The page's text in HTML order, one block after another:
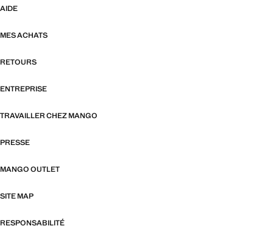
AIDE
MES ACHATS
RETOURS
ENTREPRISE
TRAVAILLER CHEZ MANGO
PRESSE
MANGO OUTLET
SITE MAP
RESPONSABILITÉ